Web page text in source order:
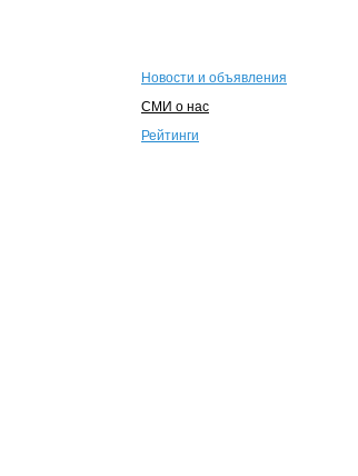
Новости и объявления
СМИ о нас
Рейтинги